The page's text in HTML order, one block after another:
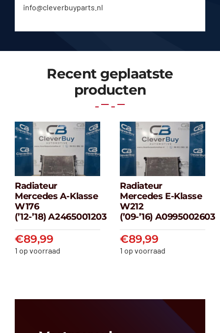
info@cleverbuyparts.nl
Recent geplaatste
producten
Radiateur
Mercedes A-
klasse W176
(’12-’18) A2465001203
€89,99
Radiateur
Mercedes A-Klasse
W176
(’12-’18) A2465001203
€89,99
1 op voorraad
Radiateur
Mercedes E-
klasse W212
(’09-’16)
€89,99
Radiateur
Mercedes E-Klasse
W212
(’09-’16) A0995002603
€89,99
1 op voorraad